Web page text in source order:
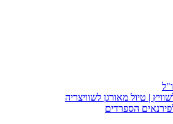
| טיול מאורגן לשוויצריה
הספרדים